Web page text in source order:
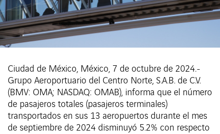
Ciudad de México, México, 7 de octubre de 2024.-
Grupo Aeroportuario del Centro Norte, S.A.B. de C.V.
(BMV: OMA; NASDAQ: OMAB), informa que el número
de pasajeros totales (pasajeros terminales)
transportados en sus 13 aeropuertos durante el mes
de septiembre de 2024 disminuyó 5.2% con respecto